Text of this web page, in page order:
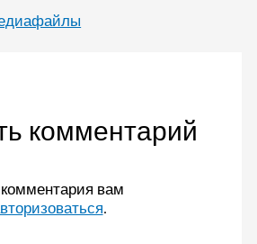
комментарий
вам
.